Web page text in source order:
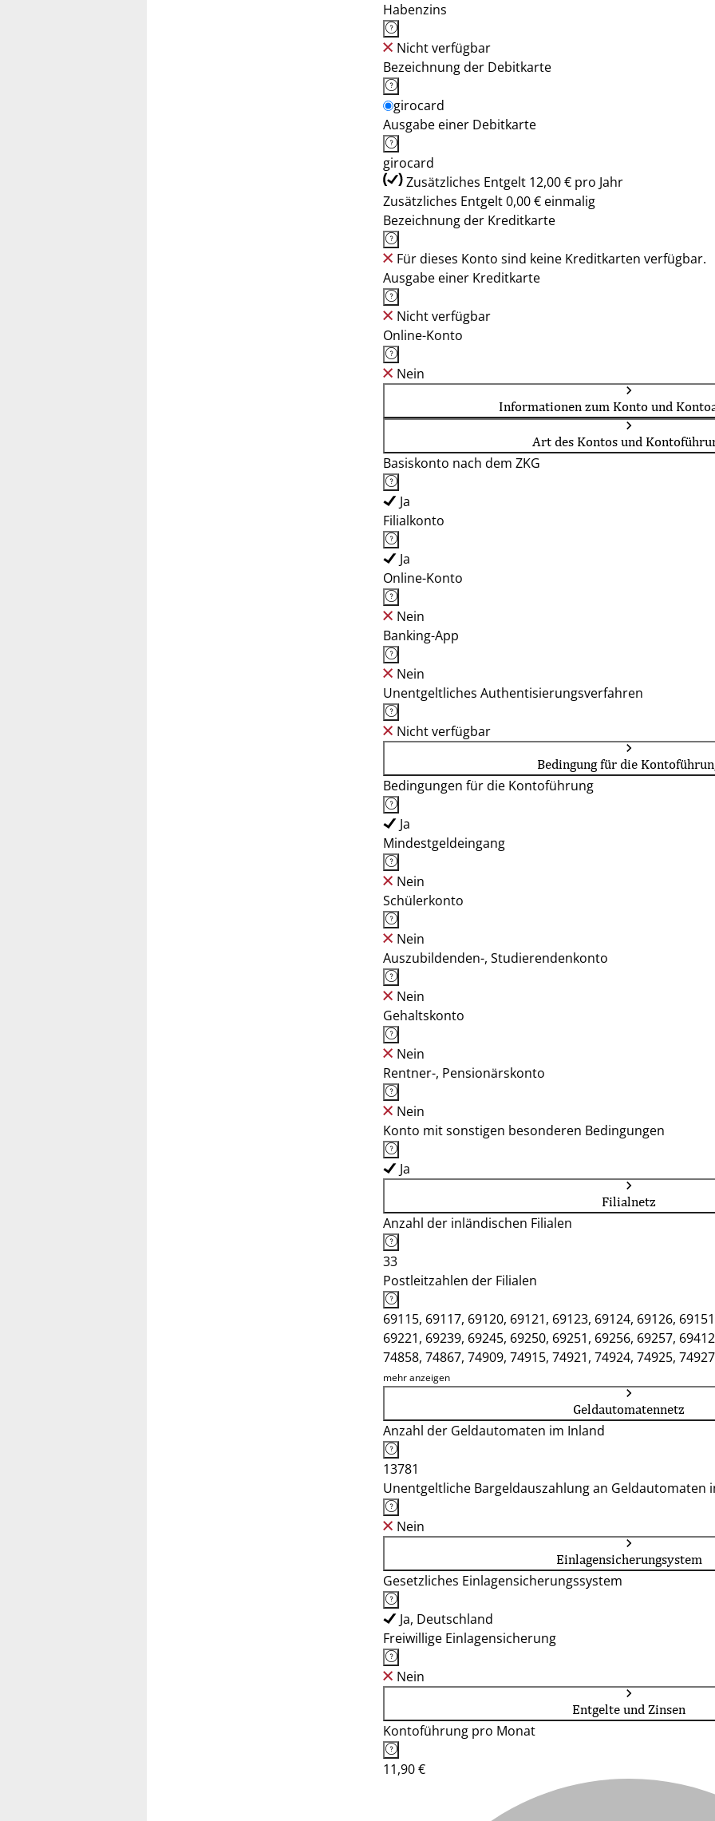
Habenzins
Nicht verfügbar
Bezeichnung der Debitkarte
girocard
Ausgabe einer Debitkarte
girocard
Zusätzliches Entgelt 12,00 € pro Jahr
Zusätzliches Entgelt 0,00 € einmalig
Bezeichnung der Kreditkarte
Für dieses Konto sind keine Kreditkarten verfügbar.
Ausgabe einer Kreditkarte
Nicht verfügbar
Online-Konto
Nein
Informationen zum Konto und
Art des Kontos und
Basiskonto nach dem ZKG
Ja
Filialkonto
Ja
Online-Konto
Nein
Banking-App
Nein
Unentgeltliches Authentisierungsverfahren
Nicht verfügbar
Bedingung für die
Bedingungen für die Kontoführung
Ja
Mindestgeldeingang
Nein
Schülerkonto
Nein
Auszubildenden-, Studierendenkonto
Nein
Gehaltskonto
Nein
Rentner-, Pensionärskonto
Nein
Konto mit sonstigen besonderen Bedingungen
Ja
Filialnetz
Anzahl der inländischen Filialen
33
Postleitzahlen der Filialen
69115, 69117, 69120, 69121, 69123, 69124, 69126,
69221, 69239, 69245, 69250, 69251, 69256, 69257,
74858, 74867, 74909, 74915, 74921, 74924, 74925,
mehr anzeigen
Geldautomatennetz
Anzahl der Geldautomaten im Inland
13781
Unentgeltliche Bargeldauszahlung an Geldautomaten
Nein
Einlagensicherungsystem
Gesetzliches Einlagensicherungssystem
Ja, Deutschland
Freiwillige Einlagensicherung
Nein
Entgelte und Zinsen
Kontoführung pro Monat
11,90 €